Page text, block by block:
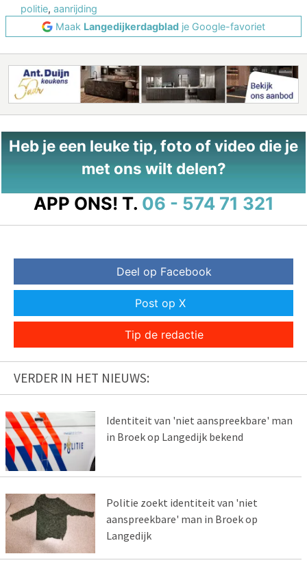
politie, aanrijding
Maak Langedijkerdagblad je Google-favoriet
Heb je een leuke tip, foto of video die je
met ons wilt delen?
APP ONS! T. 06 - 574 71 321
Deel op Facebook
Post op X
Tip de redactie
VERDER IN HET NIEUWS:
Identiteit van 'niet aanspreekbare' man
in Broek op Langedijk bekend
Politie zoekt identiteit van 'niet
aanspreekbare' man in Broek op
Langedijk